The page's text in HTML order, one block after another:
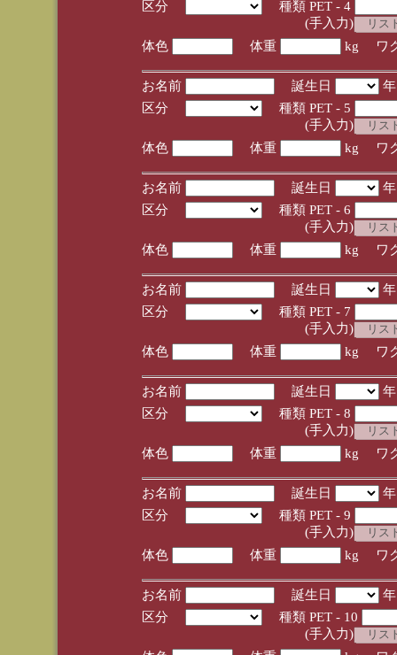
区分
種類 PET - 4
(手入力)
体色
体重 kg ワ
お名前 誕生日
区分
種類 PET - 5
(手入力)
体色
体重 kg ワ
お名前 誕生日
区分
種類 PET - 6
(手入力)
体色
体重 kg ワ
お名前 誕生日
区分
種類 PET - 7
(手入力)
体色
体重 kg ワ
お名前 誕生日
区分
種類 PET - 8
(手入力)
体色
体重 kg ワ
お名前 誕生日
区分
種類 PET - 9
(手入力)
体色
体重 kg ワ
お名前 誕生日
区分
種類 PET - 10
(手入力)